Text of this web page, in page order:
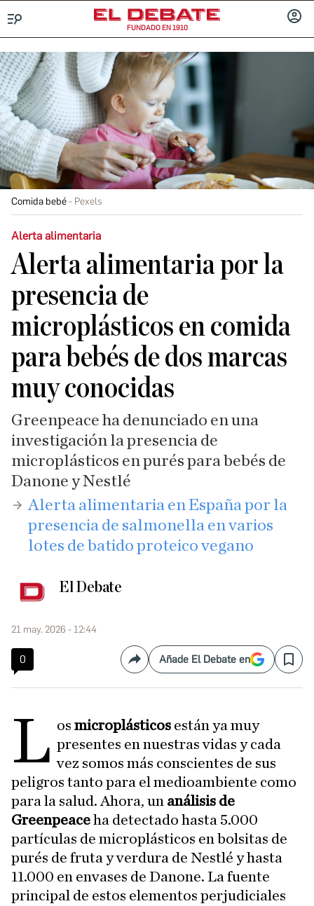
FUNDADO EN 1910
Comida bebé Pexels
Alerta alimentaria
Alerta alimentaria por la
presencia de
microplásticos en comida
para bebés de dos marcas
muy conocidas
Greenpeace ha denunciado en una
investigación la presencia de
microplásticos en purés para bebés de
Danone y Nestlé
​Alerta alimentaria en España por la
presencia de salmonella en varios
lotes de batido proteico vegano
El Debate
21 may. 2026 - 12:44
0 CompartirAñade El Debate en Save
L osmicroplásticos están ya muy
presentes en nuestras vidas y cada
vez somos más conscientes de sus
peligros tanto para el medioambiente como
para la salud. Ahora, un análisis de
Greenpeaceha detectado hasta 5.000
partículas de microplásticos en bolsitas de
purés de fruta y verdura de Nestlé y hasta
11.000 en envases de Danone. La fuente
principal de estos elementos perjudiciales